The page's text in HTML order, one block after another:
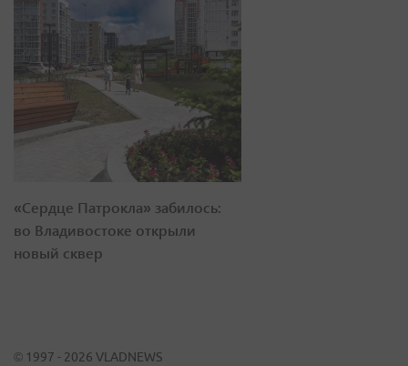
«Сердце Патрокла» забилось:
во Владивостоке открыли
новый сквер
© 1997 - 2026 VLADNEWS